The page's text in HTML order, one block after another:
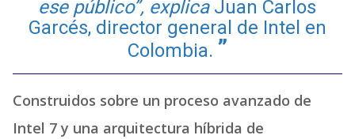
ese público”, explica Juan Carlos
Garcés, director general de Intel en
Colombia.
Construidos sobre un proceso avanzado de
Intel 7 y una arquitectura híbrida de